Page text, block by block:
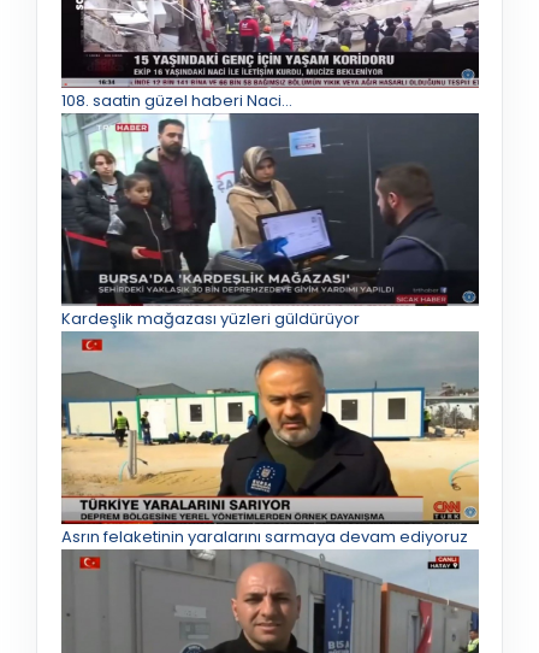
108. saatin güzel haberi Naci…
Kardeşlik mağazası yüzleri güldürüyor
Asrın felaketinin yaralarını sarmaya devam ediyoruz